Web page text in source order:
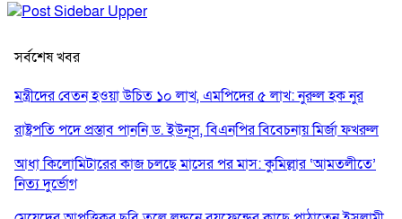
সর্বশেষ খবর
মন্ত্রীদের বেতন হওয়া উচিত ১০ লাখ, এমপিদের ৫ লাখ: নুরুল হক নুর
রাষ্ট্রপতি পদে প্রস্তাব পাননি ড. ইউনূস, বিএনপির বিবেচনায় মির্জা ফখরুল
আধা কিলোমিটারের কাজ চলছে মাসের পর মাস: কুমিল্লার ‘আমতলীতে’
নিত্য দুর্ভোগ